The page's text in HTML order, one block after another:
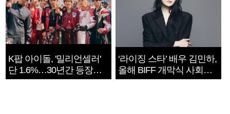
K팝 아이돌, '밀리언셀러'
단 1.6%…30년간 등장
1182개팀 전수조사
‘라이징 스타’ 배우 김민하,
올해 BIFF 개막식 사회자
확정